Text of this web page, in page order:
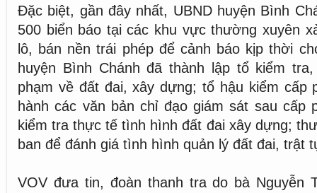
Đặc biệt, gần đây nhất, UBND huyện Bình
500 biển báo tại các khu vực thường xuyên
lô, bán nền trái phép để cảnh báo kịp thời
huyện Bình Chánh đã thành lập tổ kiểm
phạm về đất đai, xây dựng; tổ hậu kiểm cấp
hành các văn bản chỉ đạo giám sát sau cấp
kiểm tra thực tế tình hình đất đai xây dựng;
ban để đánh giá tình hình quản lý đất đai, trật
VOV đưa tin, đoàn thanh tra do bà Nguyễn